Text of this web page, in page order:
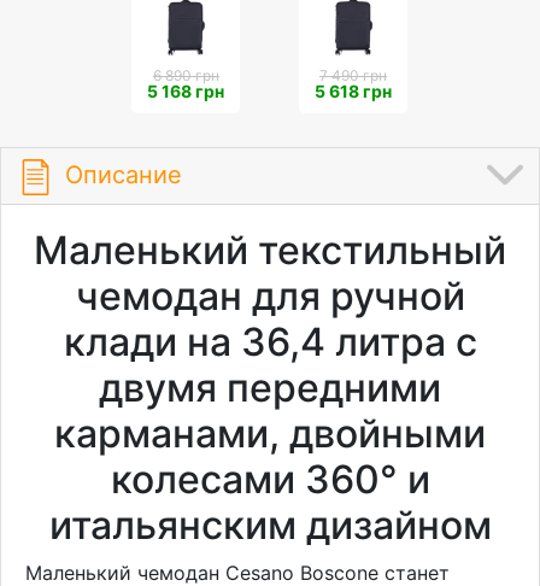
6 890 грн
5 168 грн
7 490 грн
5 618 грн
Описание
Маленький текстильный
чемодан для ручной
клади на 36,4 литра с
двумя передними
карманами, двойными
колесами 360° и
итальянским дизайном
Маленький чемодан Cesano Boscone станет